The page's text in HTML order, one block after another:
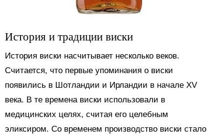
История и традиции виски
История виски насчитывает несколько веков.
Считается, что первые упоминания о виски
появились в Шотландии и Ирландии в начале XV
века. В те времена виски использовали в
медицинских целях, считая его целебным
эликсиром. Со временем производство виски стало